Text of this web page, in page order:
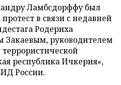
Ламбсдорффу был
в связи с недавней
Родериха
Закаевым, руководителем
республика Ичкерия»,
России.